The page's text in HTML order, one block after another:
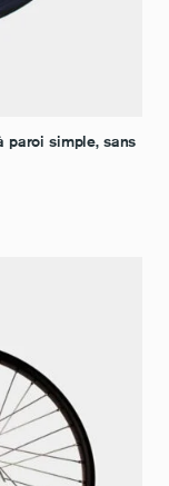
paroi simple, sans